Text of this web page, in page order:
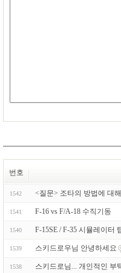
번호
1542 <질문> 조타의 방법에 대
1541 F-16 vs F/A-18 수직기동
1540 F-15SE / F-35 시뮬레이터
1539 스키드로우님 안녕하세요
1538 스키드로님... 개인적인 부